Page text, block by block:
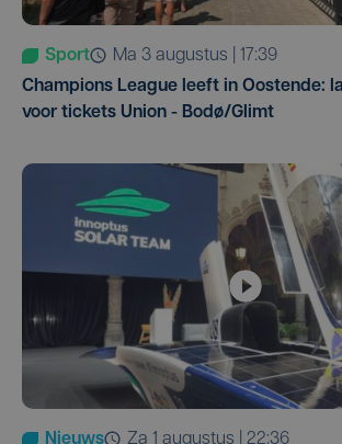
Sport
ma 3 augustus | 17:39
Champions League leeft in Oostende:
voor tickets Union - Bodø/Glimt
Nieuws
za 1 augustus | 22:36